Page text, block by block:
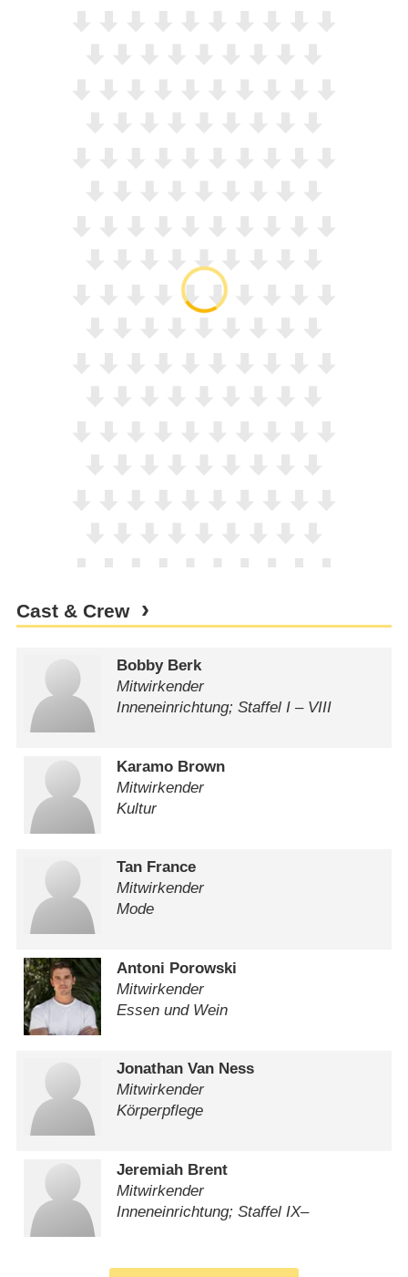
Cast & Crew
Bobby Berk
Mitwirkender
Inneneinrichtung; Staffel I – VIII
Karamo Brown
Mitwirkender
Kultur
Tan France
Mitwirkender
Mode
Antoni Porowski
Mitwirkender
Essen und Wein
Jonathan Van Ness
Mitwirkender
Körperpflege
Jeremiah Brent
Mitwirkender
Inneneinrichtung; Staffel IX–